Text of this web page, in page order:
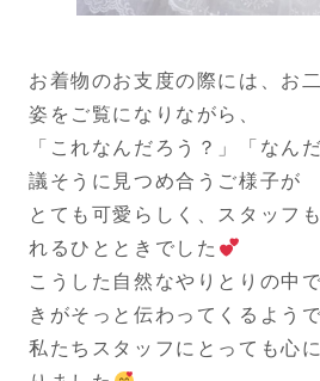
お着物のお支度の際には、お
姿をご覧になりながら、
「これなんだろう？」「なん
議そうに見つめ合うご様子が
とても可愛らしく、スタッフ
れるひとときでした
こうした自然なやりとりの中
きがそっと伝わってくるようで
私たちスタッフにとっても心